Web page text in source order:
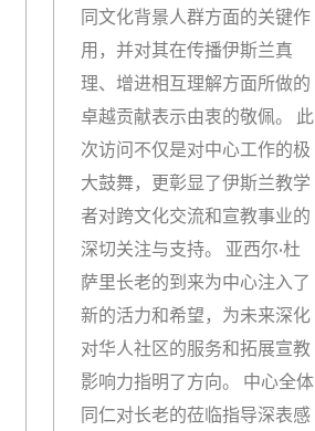
同文化背景人群方面的关键作
用，并对其在传播伊斯兰真
理、增进相互理解方面所做的
卓越贡献表示由衷的敬佩。 此
次访问不仅是对中心工作的极
大鼓舞，更彰显了伊斯兰教学
者对跨文化交流和宣教事业的
深切关注与支持。 亚西尔·杜
萨里长老的到来为中心注入了
新的活力和希望，为未来深化
对华人社区的服务和拓展宣教
影响力指明了方向。 中心全体
同仁对长老的莅临指导深表感